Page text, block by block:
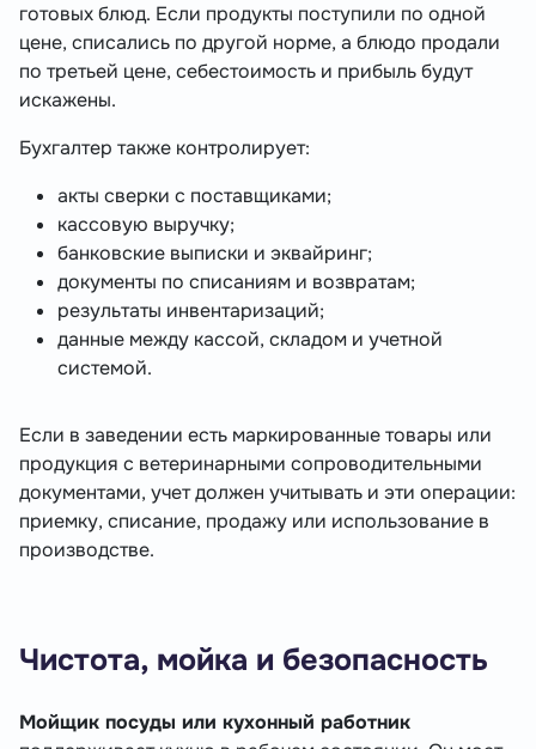
готовых блюд. Если продукты поступили по одной
цене, списались по другой норме, а блюдо продали
по третьей цене, себестоимость и прибыль будут
искажены.
Бухгалтер также контролирует:
акты сверки с поставщиками;
кассовую выручку;
банковские выписки и эквайринг;
документы по списаниям и возвратам;
результаты инвентаризаций;
данные между кассой, складом и учетной
системой.
Если в заведении есть маркированные товары или
продукция с ветеринарными сопроводительными
документами, учет должен учитывать и эти операции:
приемку, списание, продажу или использование в
производстве.
Чистота, мойка и безопасность
Мойщик посуды или кухонный работник